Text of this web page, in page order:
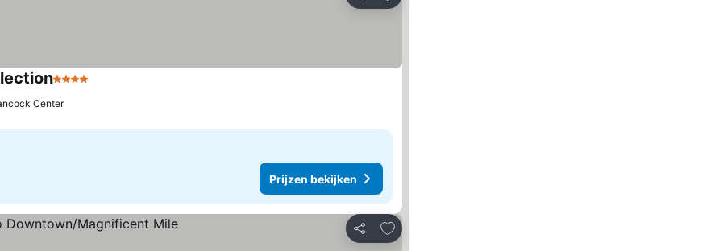
4 Sterren
Center
Prijzen bekijken
Delen
Toevoegen aan favorieten